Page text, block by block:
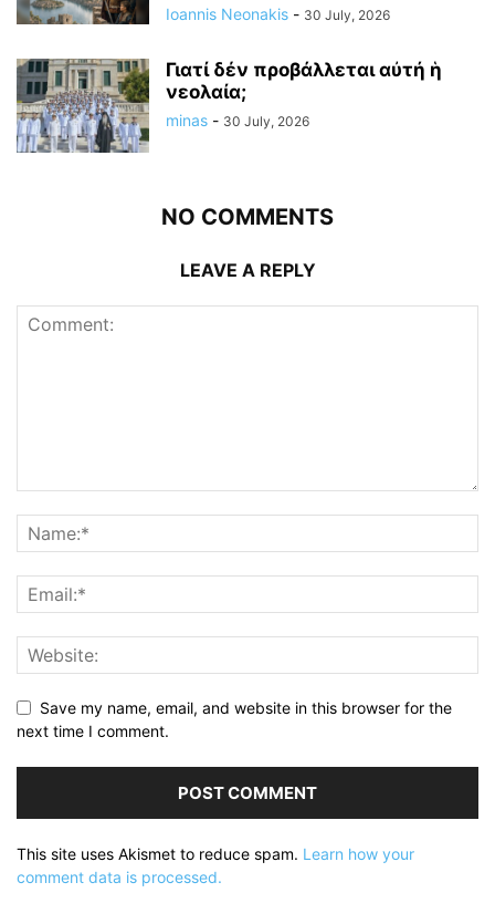
Ioannis Neonakis - 30 July, 2026
Γιατί δέν προβάλλεται αὐτή ἡ
νεολαία;
minas - 30 July, 2026
NO COMMENTS
LEAVE A REPLY
Save my name, email, and website in this browser for the
next time I comment.
This site uses Akismet to reduce spam. Learn how your
comment data is processed.